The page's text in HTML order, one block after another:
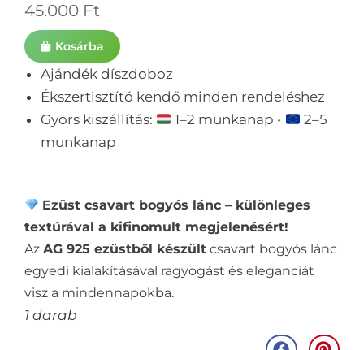
45.000 Ft
Kosárba
Ajándék díszdoboz
Ékszertisztító kendő minden rendeléshez
Gyors kiszállítás:
1–2 munkanap •
2–5
munkanap
Ezüst csavart bogyós lánc – különleges
textúrával a kifinomult megjelenésért!
Az AG 925 ezüstből készült csavart bogyós lánc
egyedi kialakításával ragyogást és eleganciát
visz a mindennapokba.
1 darab